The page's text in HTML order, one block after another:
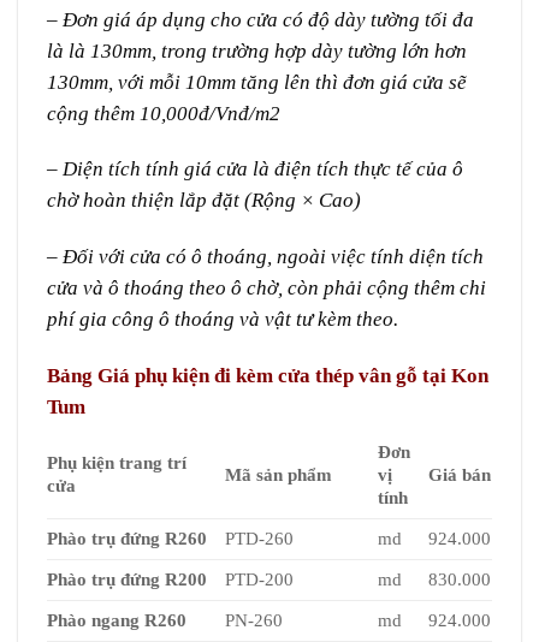
– Đơn giá áp dụng cho cửa có độ dày tường tối đa
là là 130mm, trong trường hợp dày tường lớn hơn
130mm, với mỗi 10mm tăng lên thì đơn giá cửa sẽ
cộng thêm 10,000đ/Vnđ/m2
– Diện tích tính giá cửa là điện tích thực tế của ô
chờ hoàn thiện lắp đặt (Rộng × Cao)
– Đối với cửa có ô thoáng, ngoài việc tính diện tích
cửa và ô thoáng theo ô chờ, còn phải cộng thêm chi
phí gia công ô thoáng và vật tư kèm theo.
Bảng Giá phụ kiện đi kèm cửa thép vân gỗ tại Kon
Tum
Phụ kiện trang trí
cửa
Mã sản phẩm
Đơn
vị
tính
Giá bán
Phào trụ đứng R260 PTD-260 md 924.000
Phào trụ đứng R200 PTD-200 md 830.000
Phào ngang R260 PN-260 md 924.000